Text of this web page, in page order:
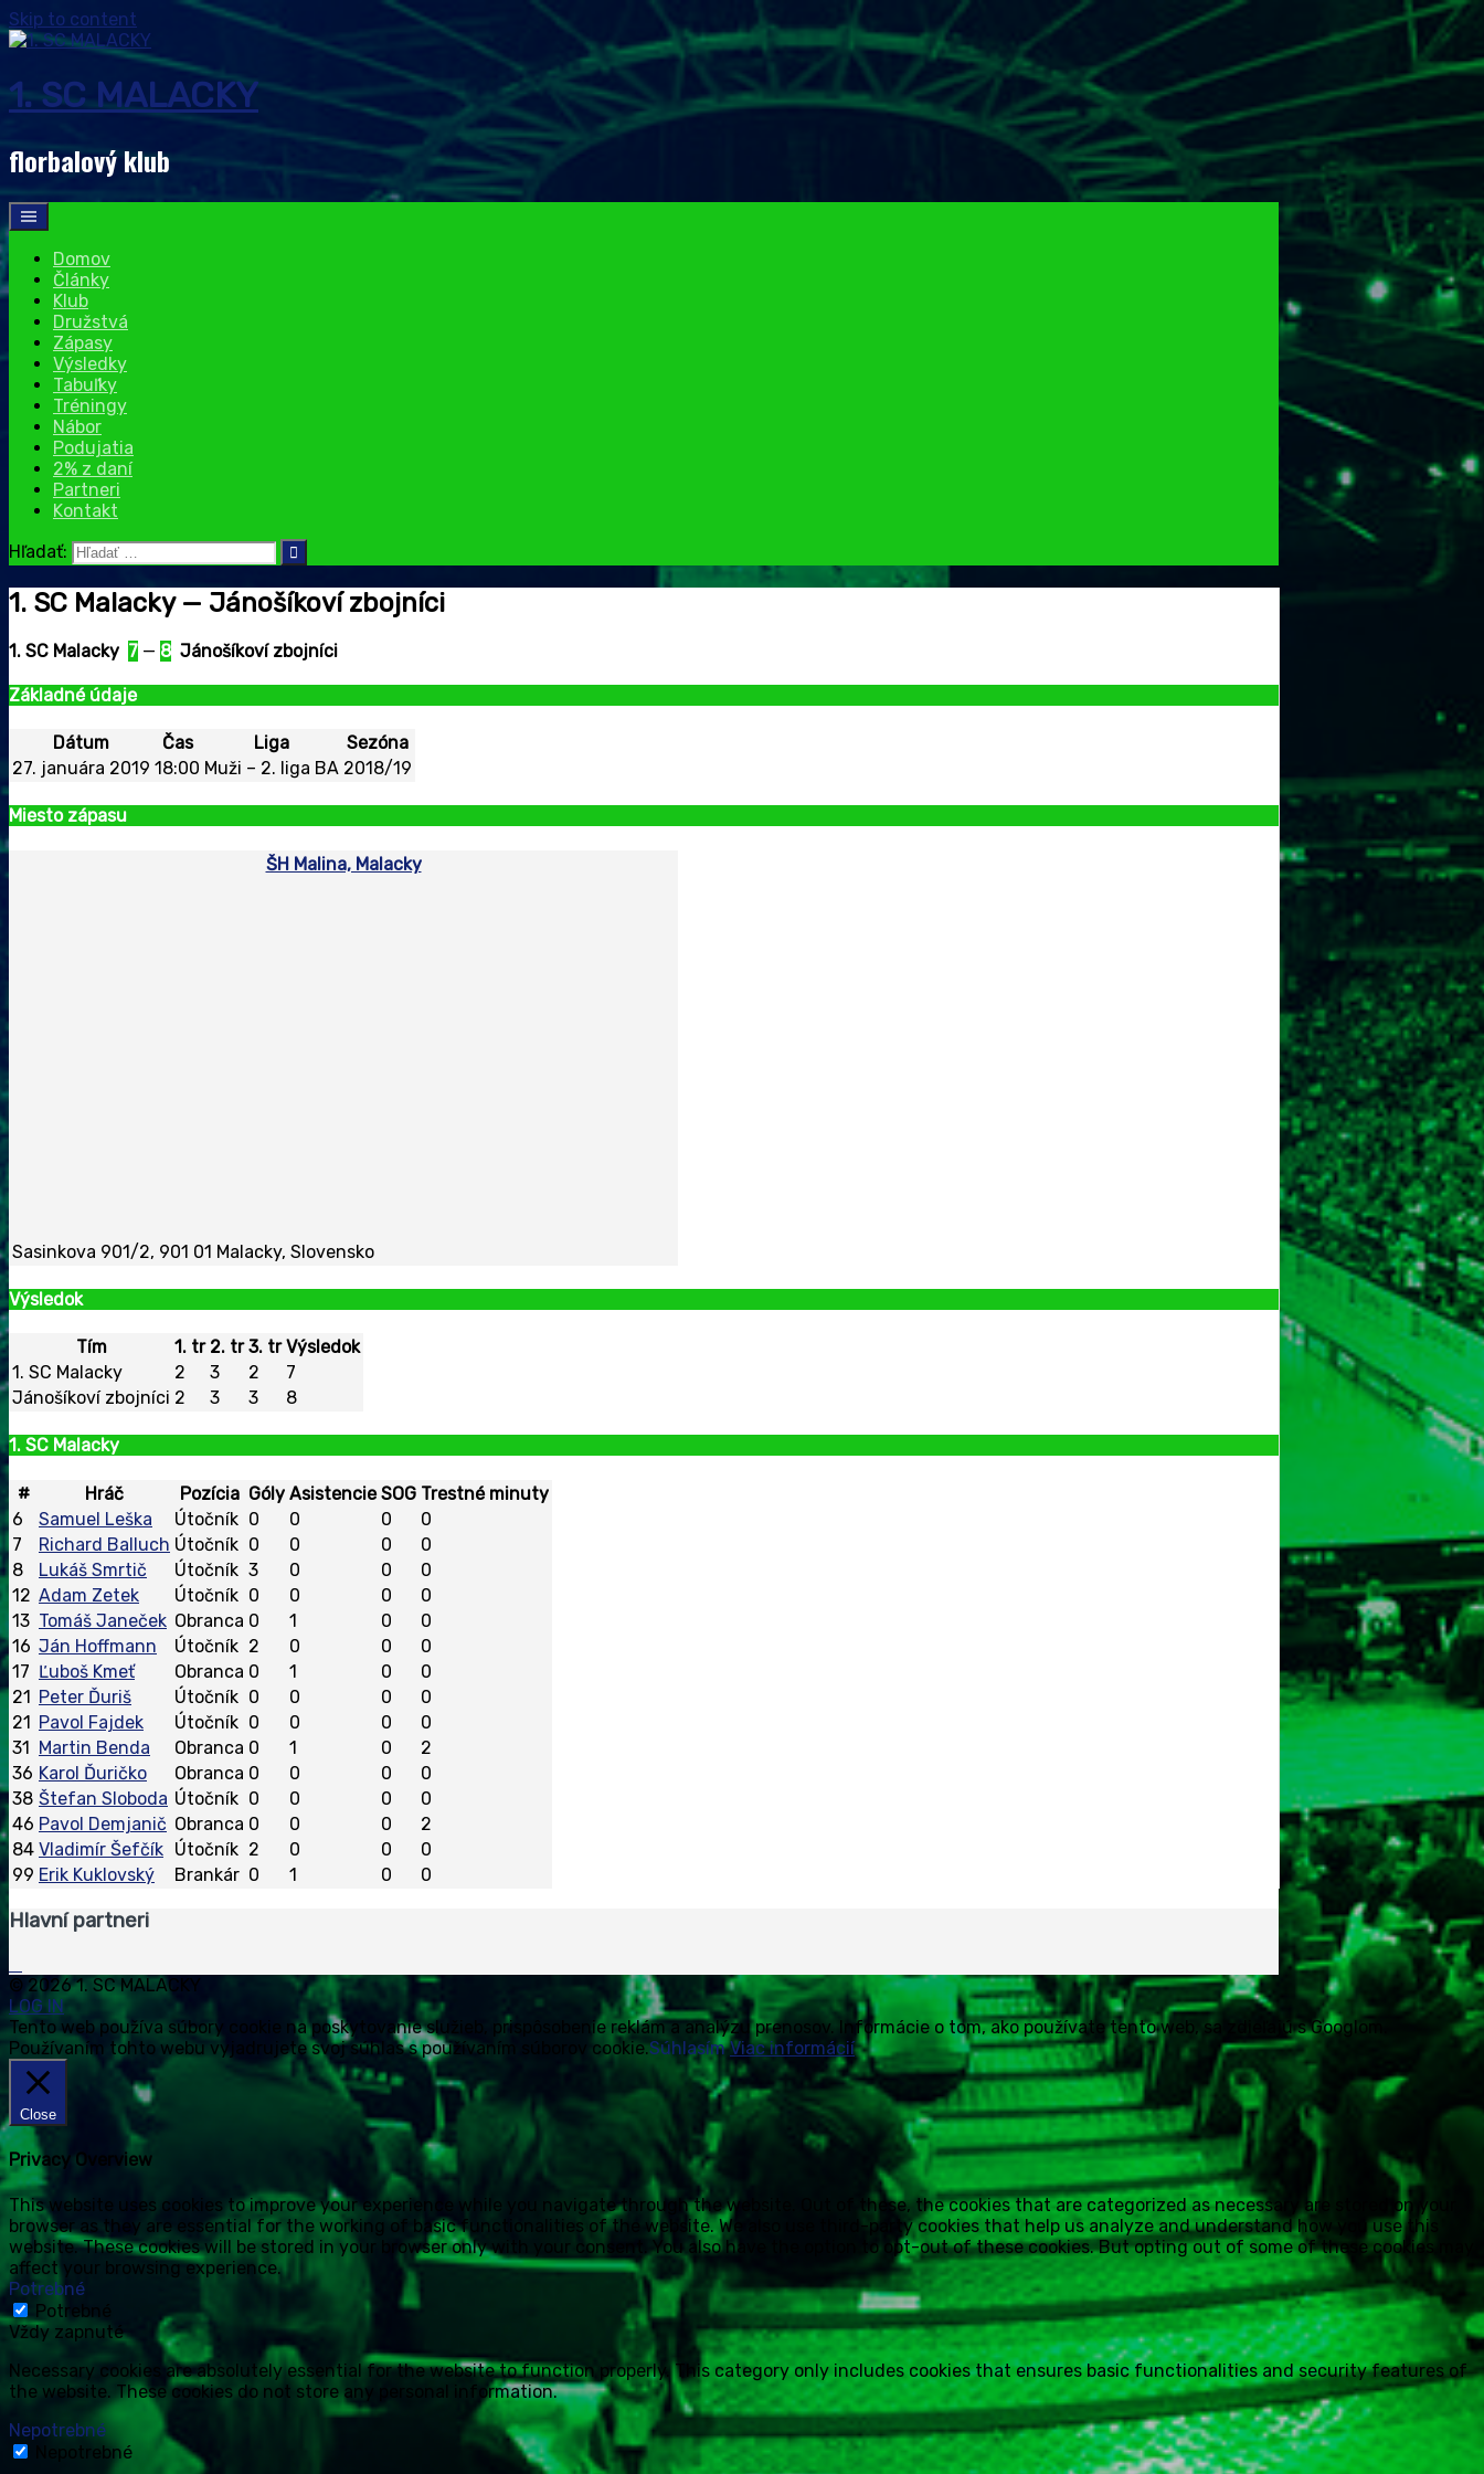
Skip to content
1. SC MALACKY
florbalový klub
Domov
Články
Klub
Družstvá
Zápasy
Výsledky
Tabuľky
Tréningy
Nábor
Podujatia
2% z daní
Partneri
Kontakt
Hľadať:
1. SC Malacky — Jánošíkoví zbojníci
1. SC Malacky 7 — 8 Jánošíkoví zbojníci
Základné údaje
Dátum Čas Liga
Sezóna
27. januára 2019 18:00 Muži – 2. liga BA 2018/19
Miesto zápasu
ŠH Malina, Malacky
Sasinkova 901/2, 901 01 Malacky, Slovensko
Výsledok
Tím 1. tr 2. tr 3. tr Výsledok
1. SC Malacky
2 3 2
7
Jánošíkoví zbojníci 2 3 3 8
1. SC Malacky
# Hráč Pozícia Góly Asistencie SOG Trestné minuty
6
Samuel Leška Útočník 0 0 0
0
7
Richard Balluch Útočník 0 0 0
0
8
Lukáš Smrtič Útočník 3 0 0
0
12 Adam Zetek Útočník 0 0 0
0
13 Tomáš Janeček Obranca 0 1 0
0
16 Ján Hoffmann Útočník 2 0 0
0
17 Ľuboš Kmeť Obranca 0 1 0
0
21 Peter Ďuriš Útočník 0 0 0
0
21 Pavol Fajdek Útočník 0 0 0
0
31 Martin Benda Obranca 0 1 0
2
36 Karol Ďuričko Obranca 0 0 0
0
38 Štefan Sloboda Útočník 0 0 0
0
46 Pavol Demjanič Obranca 0 0 0
2
84 Vladimír Šefčík Útočník 2 0 0
0
99 Erik Kuklovský Brankár 0 1 0 0
Hlavní partneri
© 2026 1. SC MALACKY
LOG IN
Tento web používa súbory cookie na poskytovanie služieb, prispôsobenie reklám a analýzu prenosov. Informácie o tom, ako používate tento web, sa zdieľajú s Googlom.
Používaním tohto webu vyjadrujete svoj súhlas s používaním súborov cookie.Súhlasím Viac informácií
Close
Privacy Overview
This website uses cookies to improve your experience while you navigate through the website. Out of these, the cookies that are categorized as necessary are stored on your
browser as they are essential for the working of basic functionalities of the website. We also use third-party cookies that help us analyze and understand how you use this
website. These cookies will be stored in your browser only with your consent. You also have the option to opt-out of these cookies. But opting out of some of these cookies may
affect your browsing experience.
Potrebné
Potrebné
Vždy zapnuté
Necessary cookies are absolutely essential for the website to function properly. This category only includes cookies that ensures basic functionalities and security features of
the website. These cookies do not store any personal information.
Nepotrebné
Nepotrebné